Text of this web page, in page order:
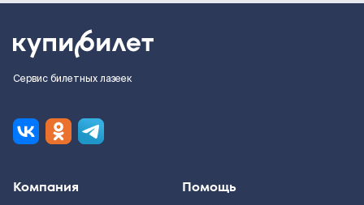
Сервис билетных лазеек
Компания Помощь